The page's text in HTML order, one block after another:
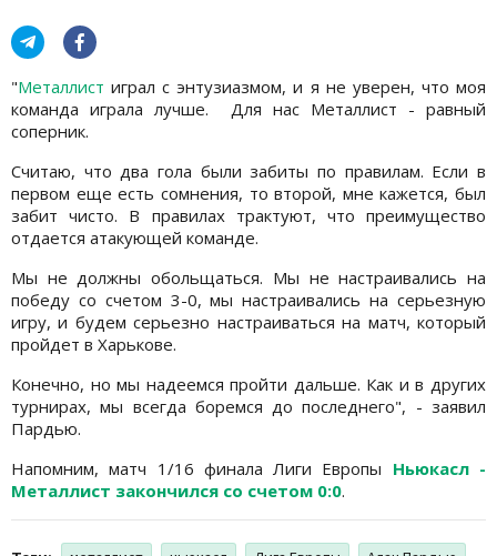
"Металлист играл с энтузиазмом, и я не уверен, что моя
команда играла лучше. Для нас Металлист - равный
соперник.
Считаю, что два гола были забиты по правилам. Если в
первом еще есть сомнения, то второй, мне кажется, был
забит чисто. В правилах трактуют, что преимущество
отдается атакующей команде.
Мы не должны обольщаться. Мы не настраивались на
победу со счетом 3-0, мы настраивались на серьезную
игру, и будем серьезно настраиваться на матч, который
пройдет в Харькове.
Конечно, но мы надеемся пройти дальше. Как и в других
турнирах, мы всегда боремся до последнего", - заявил
Пардью.
Напомним, матч 1/16 финала Лиги Европы Ньюкасл -
Металлист закончился со счетом 0:0.